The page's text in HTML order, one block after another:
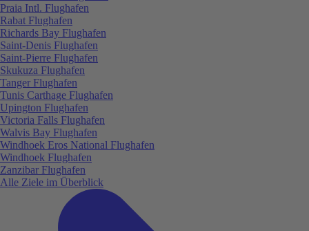
Praia Intl. Flughafen
Rabat Flughafen
Richards Bay Flughafen
Saint-Denis Flughafen
Saint-Pierre Flughafen
Skukuza Flughafen
Tanger Flughafen
Tunis Carthage Flughafen
Upington Flughafen
Victoria Falls Flughafen
Walvis Bay Flughafen
Windhoek Eros National Flughafen
Windhoek Flughafen
Zanzibar Flughafen
Alle Ziele im Überblick